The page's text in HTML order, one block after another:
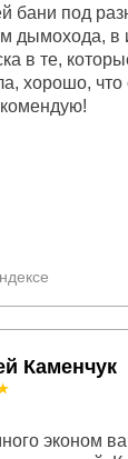
ндексе
бани под
дымохода, в
в те,
хорошо, что
Каменчук
эконом